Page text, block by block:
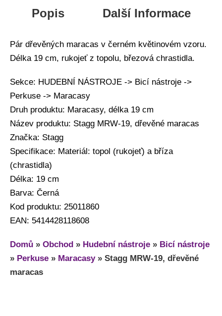
Popis Další Informace
Pár dřevěných maracas v černém květinovém vzoru.
Délka 19 cm, rukojeť z topolu, březová chrastidla.
Sekce: HUDEBNÍ NÁSTROJE -> Bicí nástroje ->
Perkuse -> Maracasy
Druh produktu: Maracasy, délka 19 cm
Název produktu: Stagg MRW-19, dřevěné maracas
Značka: Stagg
Specifikace: Materiál: topol (rukojeť) a bříza
(chrastidla)
Délka: 19 cm
Barva: Černá
Kod produktu: 25011860
EAN: 5414428118608
Domů » Obchod » Hudební nástroje » Bicí nástroje
» Perkuse » Maracasy» Stagg MRW-19, dřevěné
maracas